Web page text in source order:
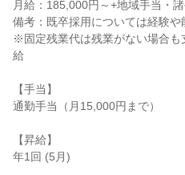
月給：185,000円～+地域手当・
備考：既卒採用については経験や
※固定残業代は残業がない場合も
給
【手当】
通勤手当（月15,000円まで）
【昇給】
年1回 (5月)